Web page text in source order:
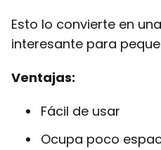
Esto lo convierte en
interesante para
Ventajas:
Fácil de usar
Ocupa poco